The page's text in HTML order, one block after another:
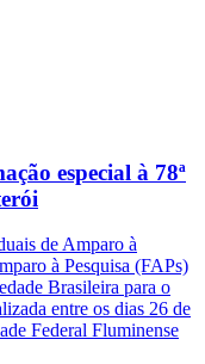
especial à 78ª
de Amparo à
à Pesquisa (FAPs)
Brasileira para o
entre os dias 26 de
Federal Fluminense